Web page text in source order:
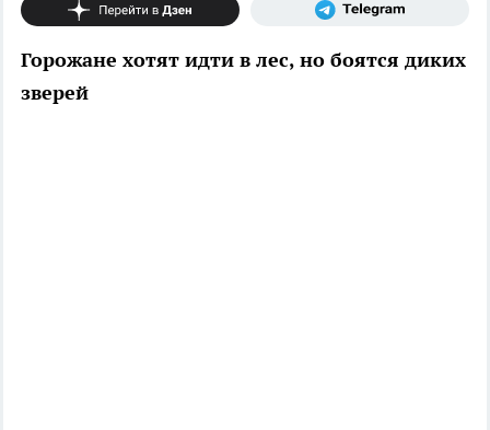
Горожане хотят идти в лес, но боятся диких
зверей